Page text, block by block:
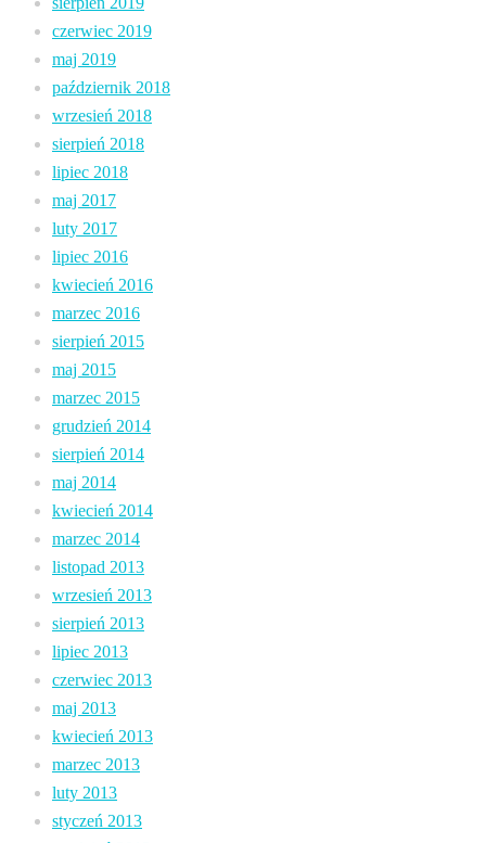
czerwiec 2019
maj 2019
październik 2018
wrzesień 2018
sierpień 2018
lipiec 2018
maj 2017
luty 2017
lipiec 2016
kwiecień 2016
marzec 2016
sierpień 2015
maj 2015
marzec 2015
grudzień 2014
sierpień 2014
maj 2014
kwiecień 2014
marzec 2014
listopad 2013
wrzesień 2013
sierpień 2013
lipiec 2013
czerwiec 2013
maj 2013
kwiecień 2013
marzec 2013
luty 2013
styczeń 2013